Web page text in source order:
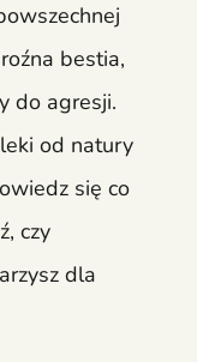
bestia,
do agresji.
od natury
się co
czy
dla